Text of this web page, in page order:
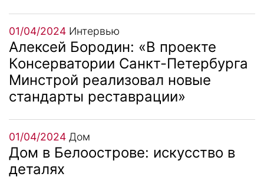
01/04/2024 Интервью
Алексей Бородин: «В проекте
Консерватории Санкт-Петербурга
Минстрой реализовал новые
стандарты реставрации»
01/04/2024 Дом
Дом в Белоострове: искусство в
деталях